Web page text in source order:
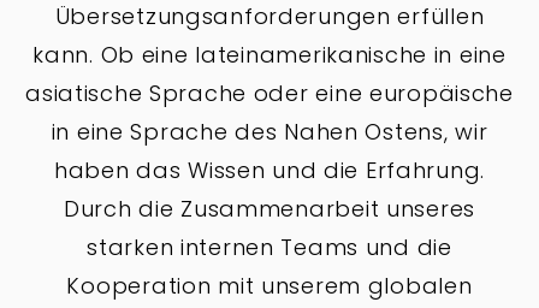
Übersetzungsanforderungen erfüllen
kann. Ob eine lateinamerikanische in eine
asiatische Sprache oder eine europäische
in eine Sprache des Nahen Ostens, wir
haben das Wissen und die Erfahrung.
Durch die Zusammenarbeit unseres
starken internen Teams und die
Kooperation mit unserem globalen